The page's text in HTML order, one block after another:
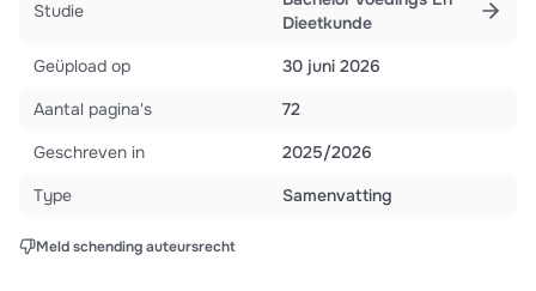
Studie
Dieetkunde
Geüpload op
30 juni 2026
Aantal pagina's
72
Geschreven in
2025/2026
Type
Samenvatting
Meld schending auteursrecht